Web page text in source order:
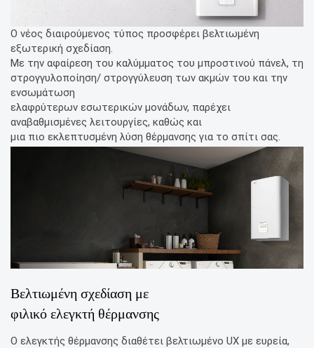
Ο νέος διαιρούμενος τύπος προσφέρει βελτιωμένη
εξωτερική σχεδίαση.
Με την αφαίρεση του καλύμματος του μπροστινού πάνελ, τη
στρογγυλοποίηση/ στρογγύλευση των ακμών του και την
ενσωμάτωση
ελαφρύτερων εσωτερικών μονάδων, παρέχει
αναβαθμισμένες λειτουργίες, καθώς και
μια πιο εκλεπτυσμένη λύση θέρμανσης για το σπίτι σας.
Βελτιωμένη σχεδίαση με
φιλικό ελεγκτή θέρμανσης
Ο ελεγκτής θέρμανσης διαθέτει βελτιωμένο UX με ευρεία,